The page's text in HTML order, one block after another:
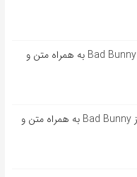
آهنگ اسپانیایی BOKeTE از Bad Bunny به همراه متن و
آهنگ اسپانیایی Booker T از Bad Bunny به همراه متن و